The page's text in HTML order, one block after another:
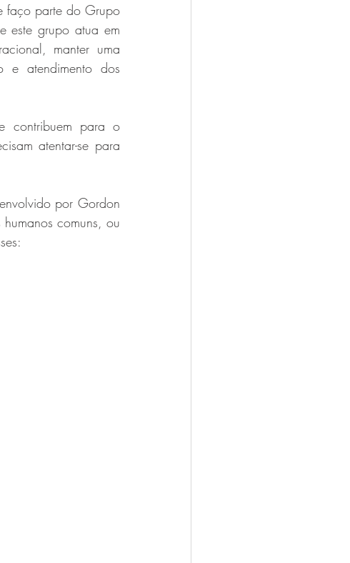
faço parte do Grupo
este grupo atua em
manter uma
e atendimento dos
contribuem para o
atentar-se para
por Gordon
comuns, ou